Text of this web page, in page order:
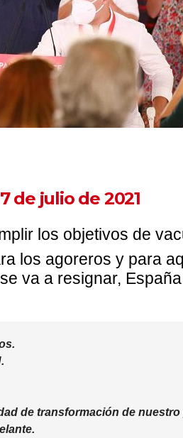
de julio de 2021
los objetivos de
los agoreros y para
va a resignar,
de transformación de nuestro